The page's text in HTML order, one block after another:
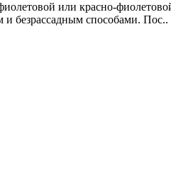
или красно-
безрассадным способами. Пос..